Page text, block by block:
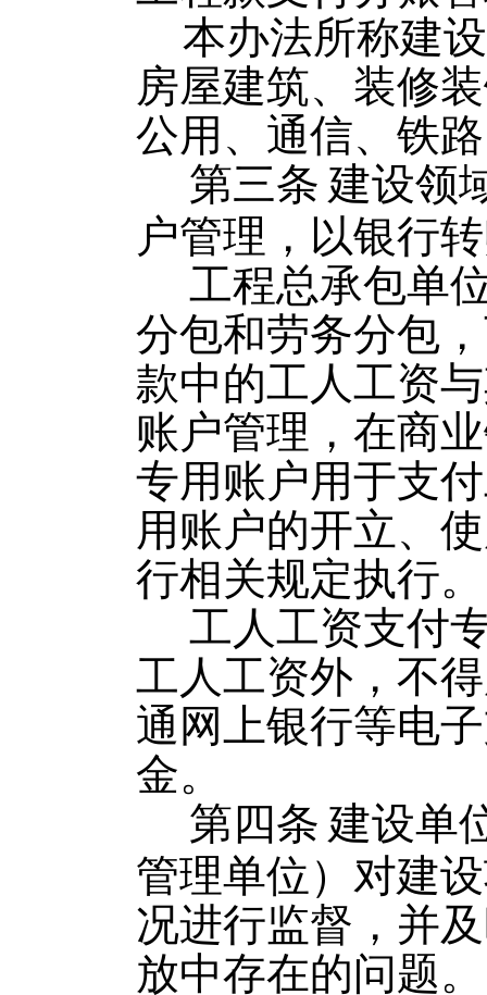
本办法所称建
房屋建筑、装修
公用、通信、铁
第三条 建设领
户管理，以银行
工程总承包单
分包和劳务分包
款中的工人工资
账户管理，在商
专用账户用于支
用账户的开立、
行相关规定执行。
工人工资支付
工人工资外，不
通网上银行等电
金。
第四条 建设单
管理单位）对建
况进行监督，并
放中存在的问题。